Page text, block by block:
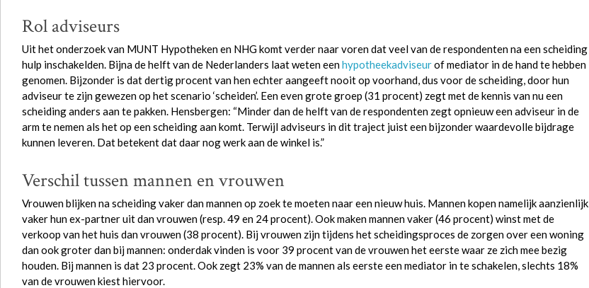
Rol adviseurs
Uit het onderzoek van MUNT Hypotheken en NHG komt verder naar voren dat veel van de respondenten na een scheiding
hulp inschakelden. Bijna de helft van de Nederlanders laat weten eenhypotheekadviseurof mediator in de hand te hebben
genomen. Bijzonder is dat dertig procent van hen echter aangeeft nooit op voorhand, dus voor de scheiding, door hun
adviseur te zijn gewezen op het scenario ‘scheiden’. Een even grote groep (31 procent) zegt met de kennis van nu een
scheiding anders aan te pakken. Hensbergen: “Minder dan de helft van de respondenten zegt opnieuw een adviseur in de
arm te nemen als het op een scheiding aan komt. Terwijl adviseurs in dit traject juist een bijzonder waardevolle bijdrage
kunnen leveren. Dat betekent dat daar nog werk aan de winkel is.”
Verschil tussen mannen en vrouwen
Vrouwen blijken na scheiding vaker dan mannen op zoek te moeten naar een nieuw huis. Mannen kopen namelijk aanzienlijk
vaker hun ex-partner uit dan vrouwen (resp. 49 en 24 procent). Ook maken mannen vaker (46 procent) winst met de
verkoop van het huis dan vrouwen (38 procent). Bij vrouwen zijn tijdens het scheidingsproces de zorgen over een woning
dan ook groter dan bij mannen: onderdak vinden is voor 39 procent van de vrouwen het eerste waar ze zich mee bezig
houden. Bij mannen is dat 23 procent. Ook zegt 23% van de mannen als eerste een mediator in te schakelen, slechts 18%
van de vrouwen kiest hiervoor.